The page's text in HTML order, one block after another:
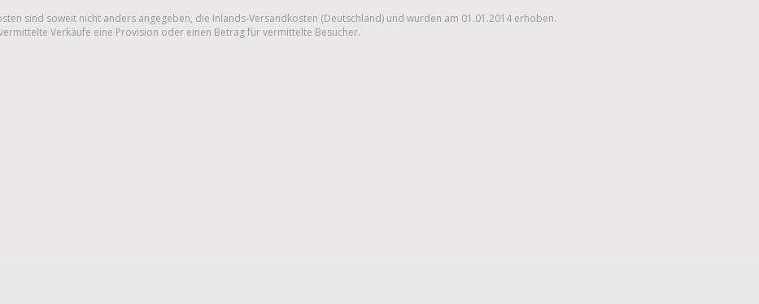
sind soweit nicht anders angegeben, die Inlands-Versandkosten (Deutschland) und wurden am 01.01.2014 erhoben.
Verkäufe eine Provision oder einen Betrag für vermittelte Besucher.